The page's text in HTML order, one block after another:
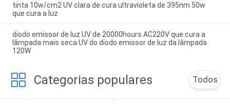
tinta 10w/cm2 UV clara de cura ultravioleta de 395nm 50w
que cura a luz
diodo emissor de luz UV de 20000hours AC220V que cura a
lâmpada mais seca UV do diodo emissor de luz da lâmpada
120W
Categorias populares Todos